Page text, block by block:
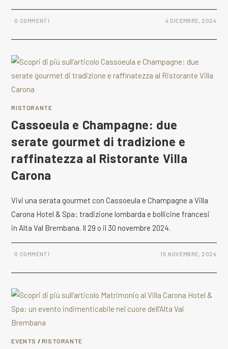
0 COMMENTI 4 DICEMBRE, 2024
RISTORANTE
Cassoeula e Champagne: due
serate gourmet di tradizione e
raffinatezza al Ristorante Villa
Carona
Vivi una serata gourmet con Cassoeula e Champagne a Villa
Carona Hotel & Spa: tradizione lombarda e bollicine francesi
in Alta Val Brembana. Il 29 o il 30 novembre 2024.
0 COMMENTI 15 NOVEMBRE, 2024
EVENTS / RISTORANTE